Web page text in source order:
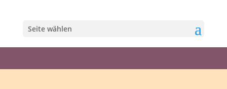
Seite wählen